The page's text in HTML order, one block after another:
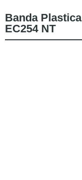
Banda Plastica
EC254 NT